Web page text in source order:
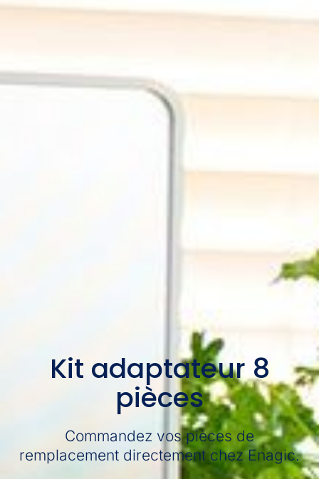
Kit adaptateur 8
pièces
Commandez vos pièces de
remplacement directement chez Enagic.